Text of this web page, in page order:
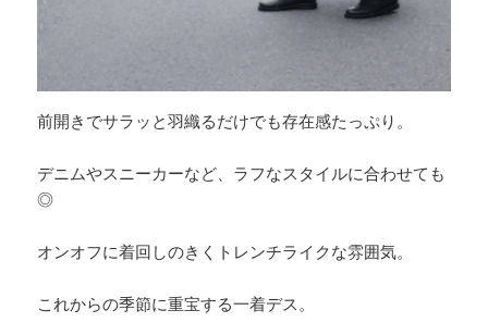
前開きでサラッと羽織るだけでも存在感たっぷり。
デニムやスニーカーなど、ラフなスタイルに合わせても
◎
オンオフに着回しのきくトレンチライクな雰囲気。
これからの季節に重宝する一着デス。